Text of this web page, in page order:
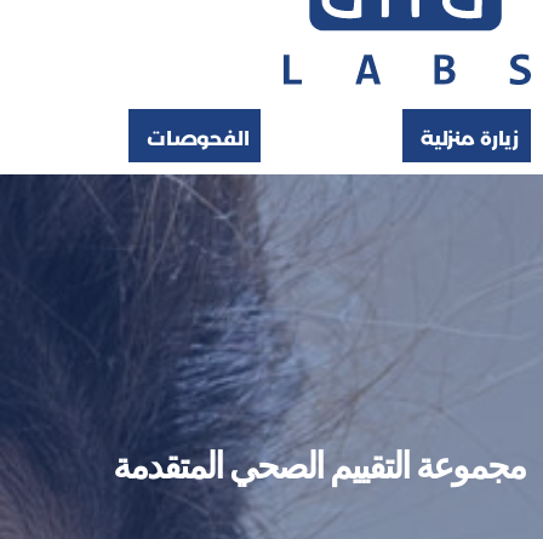
زيارة منزلية الفحوصات
مجموعة التقييم الصحي المتقدمة